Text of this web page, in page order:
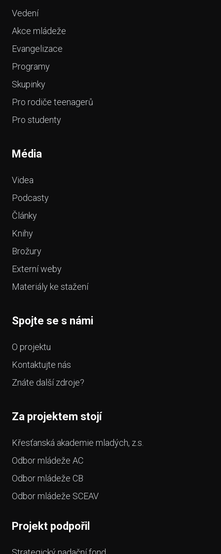
Vedení
Akce mládeže
Evangelizace
Programy
Skupinky
Pro rodiče teenagerů
Pro studenty
Média
Videa
Podcasty
Články
Knihy
Brožury
Externí weby
Materiály ke stažení
Spojte se s námi
O projektu
Kontaktujte nás
Znáte další zdroje?
Za projektem stojí
Křesťanská akademie mladých, z.s.
Odbor mládeže AC
Odbor mládeže CB
Odbor mládeže SCEAV
Projekt podpořil